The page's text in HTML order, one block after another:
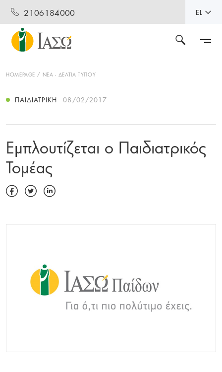
2106184000 EL
HOMEPAGE ΝΕΑ - ΔΕΛΤΙΑ ΤΥΠΟΥ
ΠΑΙΔΙΑΤΡΙΚΉ 08/02/2017
Εμπλουτίζεται ο Παιδιατρικός
Τομέας